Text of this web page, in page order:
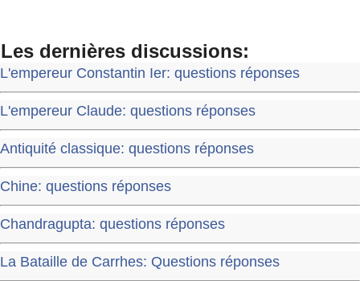
Les dernières discussions:
L'empereur Constantin Ier: questions réponses
L'empereur Claude: questions réponses
Antiquité classique: questions réponses
Chine: questions réponses
Chandragupta: questions réponses
La Bataille de Carrhes: Questions réponses